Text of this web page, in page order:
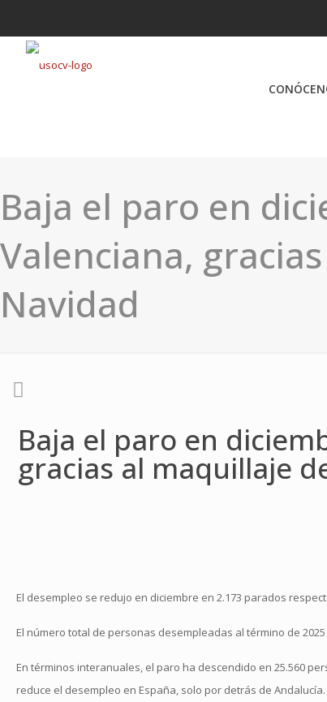
Baja el paro en
Valenciana,
Navidad
Baja el paro en
gracias al maquillaje
El desempleo se redujo en diciembre en 2.173 parados
El número total de personas desempleadas al término de
En términos interanuales, el paro ha descendido en 25.560
reduce el desempleo en España, solo por detrás de Andalucía.